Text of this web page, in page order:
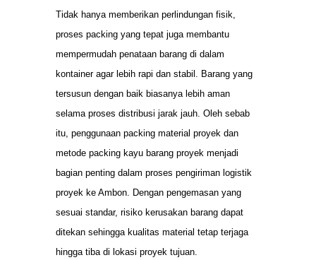
Tidak hanya memberikan perlindungan fisik,
proses packing yang tepat juga membantu
mempermudah penataan barang di dalam
kontainer agar lebih rapi dan stabil. Barang yang
tersusun dengan baik biasanya lebih aman
selama proses distribusi jarak jauh. Oleh sebab
itu, penggunaan packing material proyek dan
metode packing kayu barang proyek menjadi
bagian penting dalam proses pengiriman logistik
proyek ke Ambon. Dengan pengemasan yang
sesuai standar, risiko kerusakan barang dapat
ditekan sehingga kualitas material tetap terjaga
hingga tiba di lokasi proyek tujuan.